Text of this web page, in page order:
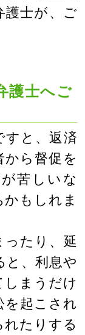
護士が、ご
護士へご
すと、返済
から督促を
苦しいな
もしれま
ったり、延
と、利息や
しまうだけ
を起こされ
れたりする